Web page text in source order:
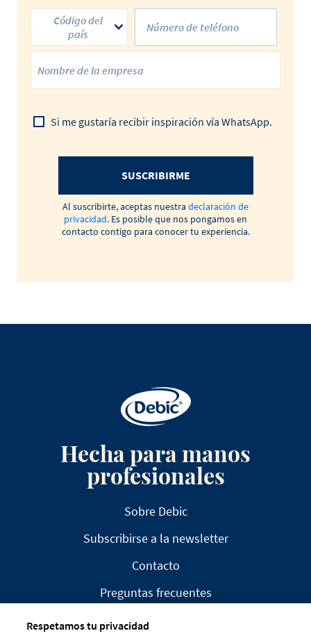
Código del
país
Si me gustaría recibir inspiración vía WhatsApp.
SUSCRIBIRME
Al suscribirte, aceptas nuestra declaración de
privacidad. Es posible que nos pongamos en
contacto contigo para conocer tu experiencia.
Hecha para manos
profesionales
Sobre Debic
Subscribirse a la newsletter
Contacto
Preguntas frecuentes
Respetamos tu privacidad